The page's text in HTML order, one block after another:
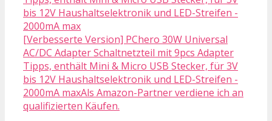
[Verbesserte Version] PChero 30W Universal
AC/DC Adapter Schaltnetzteil mit 9pcs Adapter
Tipps, enthält Mini & Micro USB Stecker, für 3V
bis 12V Haushaltselektronik und LED-Streifen -
2000mA maxAls Amazon-Partner verdiene ich an
qualifizierten Käufen.